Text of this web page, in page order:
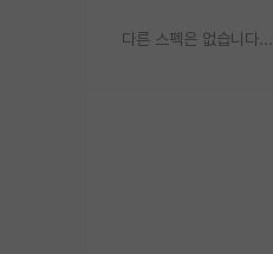
다른 스펙은 없습니다...